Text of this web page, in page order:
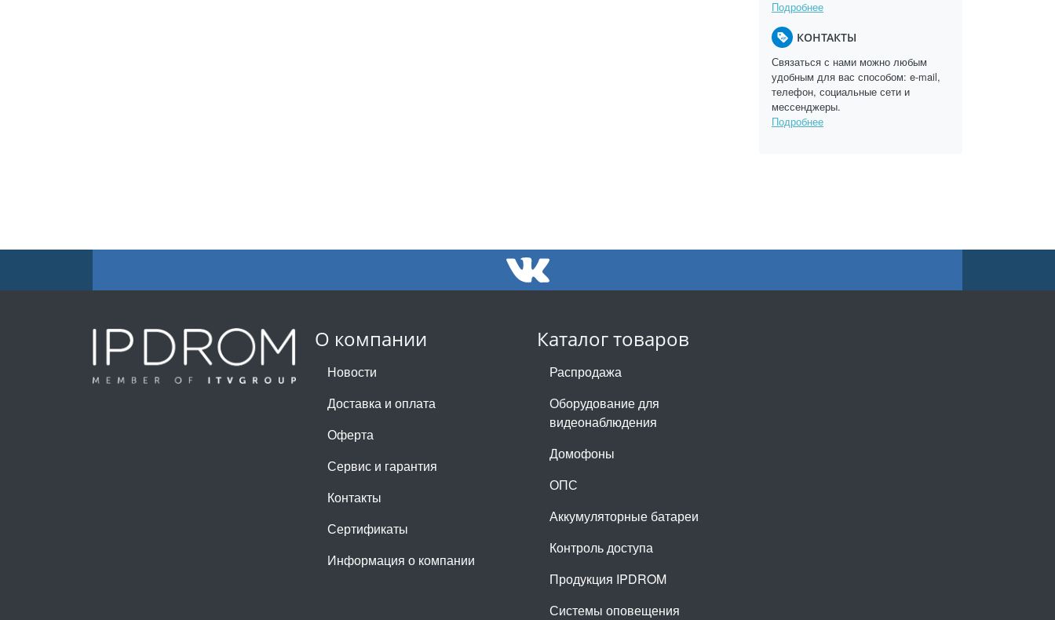
Подробнее
КОНТАКТЫ
Связаться с нами можно любым
удобным для вас способом: e-mail,
телефон, социальные сети и
мессенджеры.
Подробнее
О компании
Новости
Доставка и оплата
Оферта
Сервис и гарантия
Контакты
Сертификаты
Информация о компании
Каталог товаров
Распродажа
Оборудование для
видеонаблюдения
Домофоны
ОПС
Аккумуляторные батареи
Контроль доступа
Продукция IPDROM
Системы оповещения